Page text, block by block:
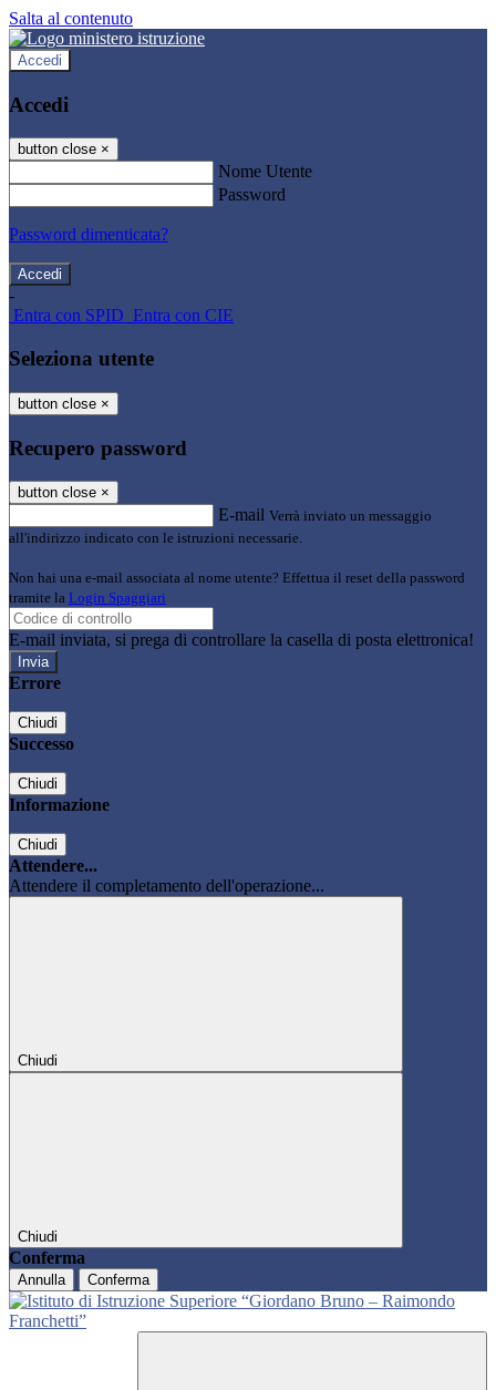
Salta al contenuto
Accedi
Accedi
button close ×
Nome Utente
Password
Password dimenticata?
-
Entra con SPID Entra con CIE
Seleziona utente
button close ×
Recupero password
button close ×
E-mail Verrà inviato un messaggio
all'indirizzo indicato con le istruzioni necessarie.
Non hai una e-mail associata al nome utente? Effettua il reset della password
tramite la Login Spaggiari
E-mail inviata, si prega di controllare la casella di posta elettronica!
Errore
Chiudi
Successo
Chiudi
Informazione
Chiudi
Attendere...
Attendere il completamento dell'operazione...
Chiudi
Chiudi
Conferma
Annulla Conferma